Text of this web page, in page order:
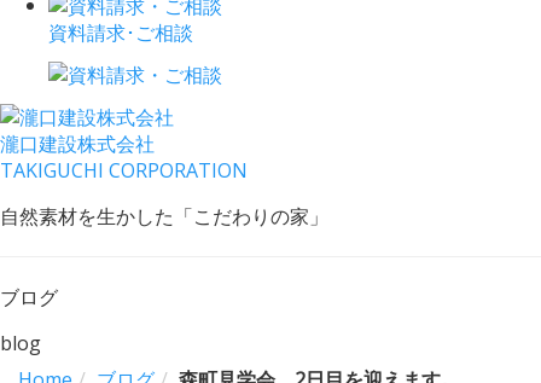
資料請求･ご相談
瀧口建設株式会社
TAKIGUCHI CORPORATION
自然素材を生かした「こだわりの家」
ブログ
blog